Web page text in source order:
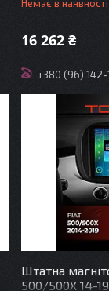
Немає в наявності
16 262 ₴
+380 (96)
Штатна
500/500X 14-